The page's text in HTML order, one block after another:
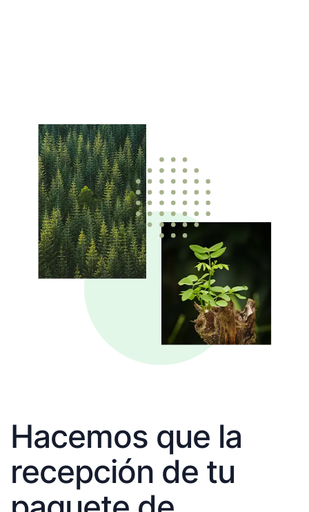
Hacemos que la
recepción de tu